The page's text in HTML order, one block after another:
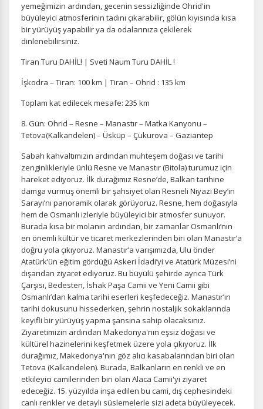
yemeğimizin ardından, gecenin sessizliğinde Ohrid'in
büyüleyici atmosferinin tadını çıkarabilir, gölün kıyısında kısa
bir yürüyüş yapabilir ya da odalarınıza çekilerek
dinlenebilirsiniz.
Tiran Turu DAHİL! | Sveti Naum Turu DAHİL !
İşkodra – Tiran: 100 km | Tiran – Ohrid : 135 km
Toplam kat edilecek mesafe: 235 km
8. Gün: Ohrid – Resne – Manastır – Matka Kanyonu –
Tetova(Kalkandelen) – Üsküp – Çukurova – Gaziantep
Sabah kahvaltımızın ardından muhteşem doğası ve tarihi
zenginlikleriyle ünlü Resne ve Manastır (Bitola) turumuz için
hareket ediyoruz. İlk durağımız Resne’de, Balkan tarihine
damga vurmuş önemli bir şahsiyet olan Resneli Niyazi Bey’in
Sarayı’nı panoramik olarak görüyoruz. Resne, hem doğasıyla
hem de Osmanlı izleriyle büyüleyici bir atmosfer sunuyor.
Burada kısa bir molanın ardından, bir zamanlar Osmanlı’nın
en önemli kültür ve ticaret merkezlerinden biri olan Manastır’a
doğru yola çıkıyoruz. Manastır’a varışımızda, Ulu önder
Atatürk’ün eğitim gördüğü Askeri İdadi’yi ve Atatürk Müzesi’ni
dışarıdan ziyaret ediyoruz. Bu büyülü şehirde ayrıca Türk
Çarşısı, Bedesten, İshak Paşa Camii ve Yeni Camii gibi
Osmanlı’dan kalma tarihi eserleri keşfedeceğiz. Manastır’ın
tarihi dokusunu hissederken, şehrin nostaljik sokaklarında
keyifli bir yürüyüş yapma şansına sahip olacaksınız.
Ziyaretimizin ardından Makedonya'nın eşsiz doğası ve
kültürel hazinelerini keşfetmek üzere yola çıkıyoruz. İlk
durağımız, Makedonya'nın göz alıcı kasabalarından biri olan
Tetova (Kalkandelen). Burada, Balkanların en renkli ve en
etkileyici camilerinden biri olan Alaca Camii'yi ziyaret
edeceğiz. 15. yüzyılda inşa edilen bu cami, dış cephesindeki
canlı renkler ve detaylı süslemelerle sizi adeta büyüleyecek.